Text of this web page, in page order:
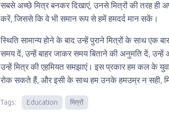
सबसे अच्छे मित्र बनकर दिखाएं, उनसे मित्रों की तरह ही
करें, जिससे कि वे भी समान रूप से हमें हमदर्द मान सकें।
स्थिति सामान्य होने के बाद उन्हें पुराने मित्रों के साथ एक
समय दें, उन्हें बाहर जाकर समय बिताने की अनुमति दें, उन्हें
उन्हें मित्र की एहमियत समझाएं। इस प्रकार हम कल के
रोक सकते हैं, और इसी के साथ हम उनके हमउम्र न सही,
Tags: Education मित्रों